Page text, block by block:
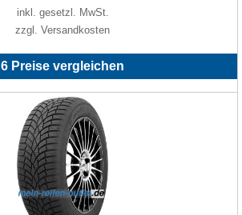
inkl. gesetzl. MwSt.
zzgl. Versandkosten
6 Preise vergleichen